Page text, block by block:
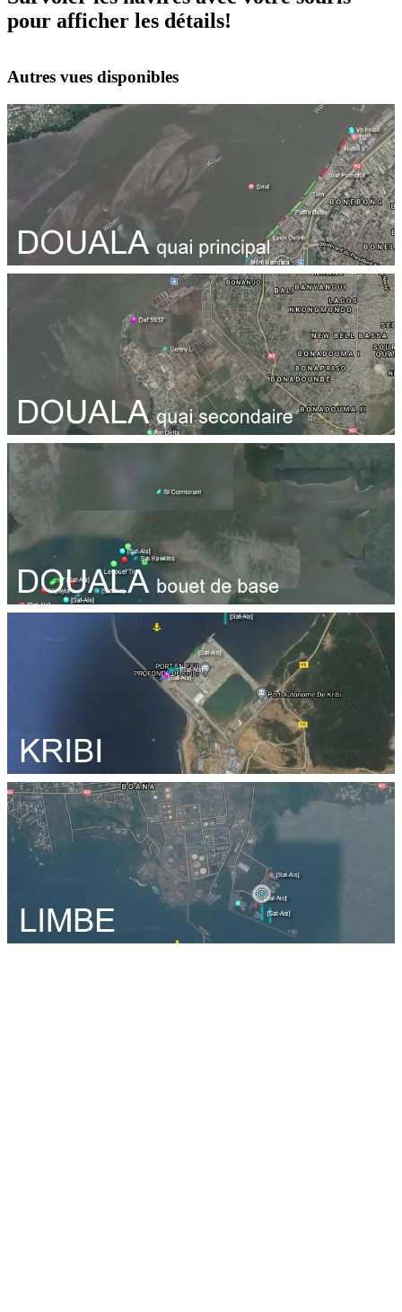
pour afficher les détails!
Autres vues disponibles